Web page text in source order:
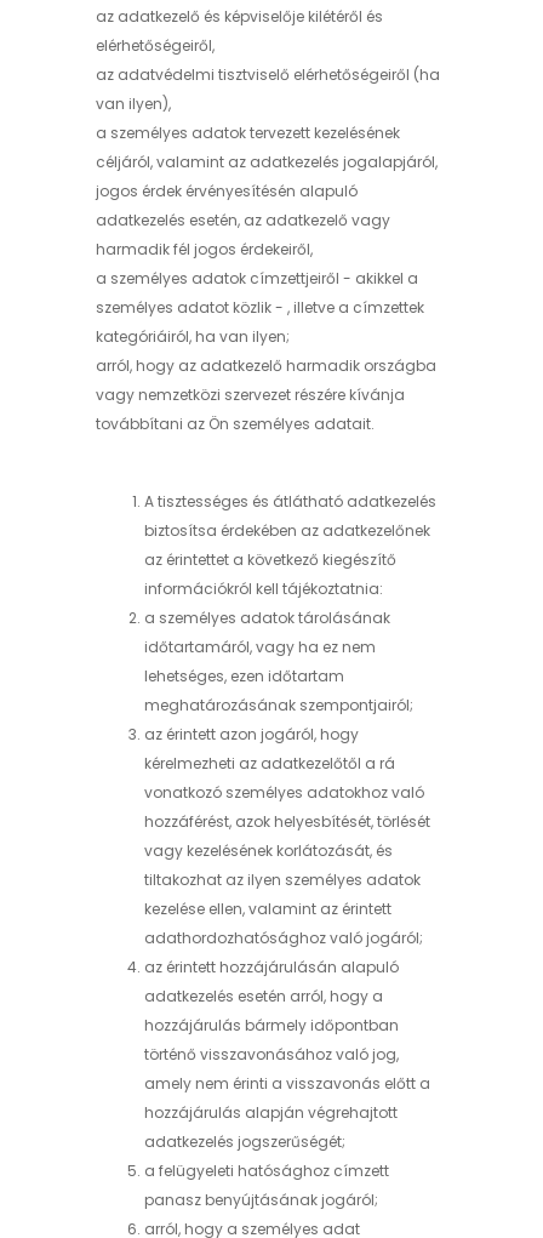
az adatkezelő és képviselője kilétéről és
elérhetőségeiről,
az adatvédelmi tisztviselő elérhetőségeiről (ha
van ilyen),
a személyes adatok tervezett kezelésének
céljáról, valamint az adatkezelés jogalapjáról,
jogos érdek érvényesítésén alapuló
adatkezelés esetén, az adatkezelő vagy
harmadik fél jogos érdekeiről,
a személyes adatok címzettjeiről - akikkel a
személyes adatot közlik - , illetve a címzettek
kategóriáiról, ha van ilyen;
arról, hogy az adatkezelő harmadik országba
vagy nemzetközi szervezet részére kívánja
továbbítani az Ön személyes adatait.
A tisztességes és átlátható adatkezelés
biztosítsa érdekében az adatkezelőnek
az érintettet a következő kiegészítő
információkról kell tájékoztatnia:
a személyes adatok tárolásának
időtartamáról, vagy ha ez nem
lehetséges, ezen időtartam
meghatározásának szempontjairól;
az érintett azon jogáról, hogy
kérelmezheti az adatkezelőtől a rá
vonatkozó személyes adatokhoz való
hozzáférést, azok helyesbítését, törlését
vagy kezelésének korlátozását, és
tiltakozhat az ilyen személyes adatok
kezelése ellen, valamint az érintett
adathordozhatósághoz való jogáról;
az érintett hozzájárulásán alapuló
adatkezelés esetén arról, hogy a
hozzájárulás bármely időpontban
történő visszavonásához való jog,
amely nem érinti a visszavonás előtt a
hozzájárulás alapján végrehajtott
adatkezelés jogszerűségét;
a felügyeleti hatósághoz címzett
panasz benyújtásának jogáról;
arról, hogy a személyes adat